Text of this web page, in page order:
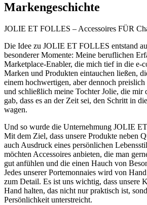
Markengeschichte
JOLIE ET FOLLES – Accessoires FÜR
Die Idee zu JOLIE ET FOLLES entstand
besonderer Momente: Meine beruflichen
Marketplace-Enabler, die mich tief in die e-
Marken und Produkten eintauchen ließen,
einem hochwertigen, aber dennoch
und schließlich meine Tochter Jolie, die mir
gab, dass es an der Zeit sei, den Schritt in
wagen.
Und so wurde die Unternehmung JOLIE
Mit dem Ziel, dass unsere Produkte neben
auch Ausdruck eines persönlichen
möchten Accessoires anbieten, die man
gut anfühlen und die einen Hauch von
Jedes unserer Portemonnaies wird von
zum Detail. Es ist uns wichtig, dass unsere
Hand halten, das nicht nur praktisch ist,
Persönlichkeit unterstreicht.